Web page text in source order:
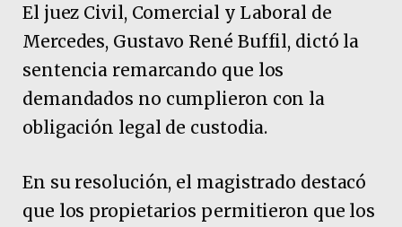
El juez Civil, Comercial y Laboral de
Mercedes, Gustavo René Buffil, dictó la
sentencia remarcando que los
demandados no cumplieron con la
obligación legal de custodia.
En su resolución, el magistrado destacó
que los propietarios permitieron que los